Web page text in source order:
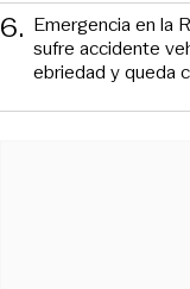
6. Emergencia en la
sufre accidente
ebriedad y queda